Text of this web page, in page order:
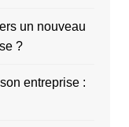
un nouveau
?
entreprise :